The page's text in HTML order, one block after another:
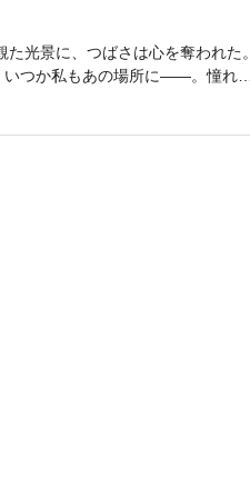
光景に、つばさは心を奪われた。
つか私もあの場所に――。憧れと
！ 同級生の野球部員・山田くんの